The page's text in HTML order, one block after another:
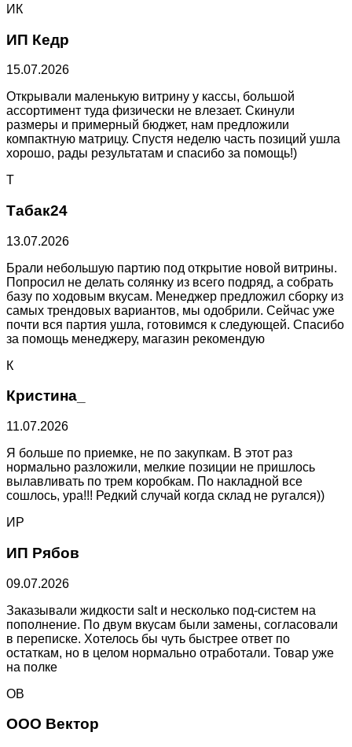
ИК
ИП Кедр
15.07.2026
Открывали маленькую витрину у кассы, большой
ассортимент туда физически не влезает. Скинули
размеры и примерный бюджет, нам предложили
компактную матрицу. Спустя неделю часть позиций ушла
хорошо, рады результатам и спасибо за помощь!)
Т
Табак24
13.07.2026
Брали небольшую партию под открытие новой витрины.
Попросил не делать солянку из всего подряд, а собрать
базу по ходовым вкусам. Менеджер предложил сборку из
самых трендовых вариантов, мы одобрили. Сейчас уже
почти вся партия ушла, готовимся к следующей. Спасибо
за помощь менеджеру, магазин рекомендую
К
Кристина_
11.07.2026
Я больше по приемке, не по закупкам. В этот раз
нормально разложили, мелкие позиции не пришлось
вылавливать по трем коробкам. По накладной все
сошлось, ура!!! Редкий случай когда склад не ругался))
ИР
ИП Рябов
09.07.2026
Заказывали жидкости salt и несколько под-систем на
пополнение. По двум вкусам были замены, согласовали
в переписке. Хотелось бы чуть быстрее ответ по
остаткам, но в целом нормально отработали. Товар уже
на полке
ОВ
ООО Вектор